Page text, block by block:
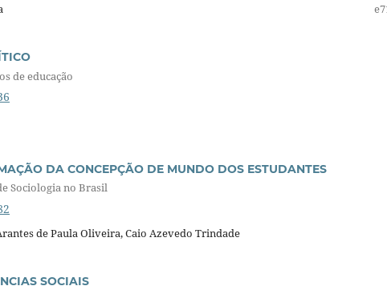
de educação
DA CONCEPÇÃO DE MUNDO DOS ESTUDANTES
Sociologia no Brasil
de Paula Oliveira, Caio Azevedo Trindade
SOCIAIS